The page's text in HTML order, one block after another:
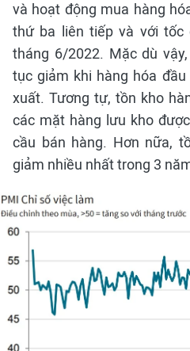
và hoạt động mua hàng
thứ ba liên tiếp và với
tháng 6/2022. Mặc dù
tục giảm khi hàng hóa
xuất. Tương tự, tồn kho
các mặt hàng lưu kho
cầu bán hàng. Hơn nữa,
giảm nhiều nhất trong 3